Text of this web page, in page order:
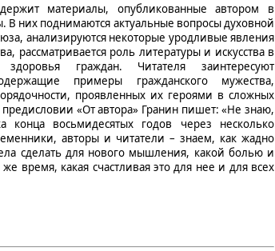
материалы, опубликованные автором в
В них поднимаются актуальные вопросы духовной
анализируются некоторые уродливые явления
рассматривается роль литературы и искусства в
граждан. Читателя заинтересуют
примеры гражданского мужества,
проявленных их героями в сложных
«От автора» Гранин пишет: «Не знаю,
конца восьмидесятых годов через несколько
авторы и читатели – знаем, как жадно
сделать для нового мышления, какой болью и
время, какая счастливая это для нее и для всех